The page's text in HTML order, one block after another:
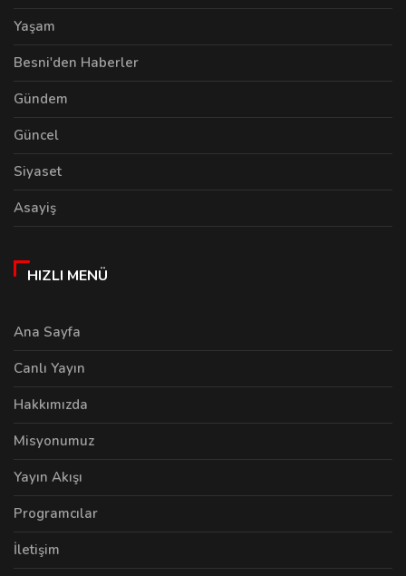
Yaşam
Besni'den Haberler
Gündem
Güncel
Siyaset
Asayiş
HIZLI MENÜ
Ana Sayfa
Canlı Yayın
Hakkımızda
Misyonumuz
Yayın Akışı
Programcılar
İletişim